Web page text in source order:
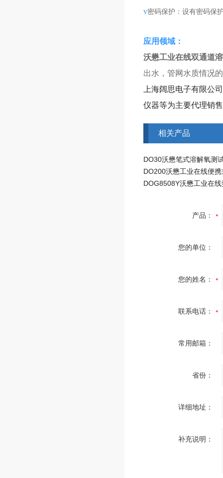
v密码保护：设有密码保
应用领域：
沃懋工业在线双通道
出水，管网水质情况
上海阔思电子有限公
仪器等为主要代理销
相关产品
DO30沃懋笔式溶解氧测
产品：
您的单位：
您的姓名：
联系电话：
常用邮箱：
省份：
详细地址：
补充说明：